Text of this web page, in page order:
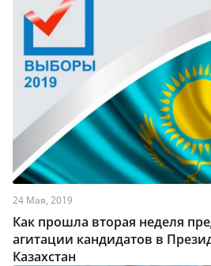
24 Мая, 2019
Как прошла вторая неделя
агитации кандидатов в
Казахстан